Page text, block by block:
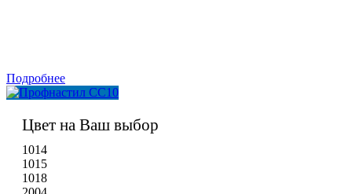
Подробнее
Цвет на Ваш выбор
1014
1015
1018